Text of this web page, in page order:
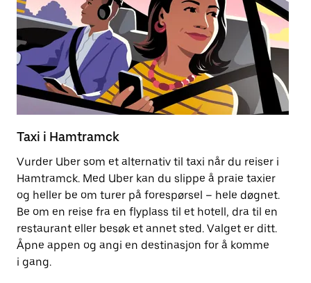
Taxi i Hamtramck
Vurder Uber som et alternativ til taxi når du reiser i
Hamtramck. Med Uber kan du slippe å praie taxier
og heller be om turer på forespørsel – hele døgnet.
Be om en reise fra en flyplass til et hotell, dra til en
restaurant eller besøk et annet sted. Valget er ditt.
Åpne appen og angi en destinasjon for å komme
i gang.